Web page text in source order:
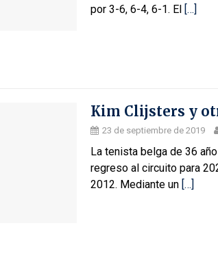
por 3-6, 6-4, 6-1. El […]
Kim Clijsters y
23 de septiembre de 2019
La tenista belga de 36
regreso al circuito para
2012. Mediante un […]